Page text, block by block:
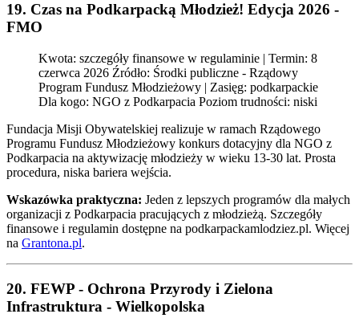
19. Czas na Podkarpacką Młodzież! Edycja 2026 -
FMO
Kwota: szczegóły finansowe w regulaminie | Termin: 8
czerwca 2026 Źródło: Środki publiczne - Rządowy
Program Fundusz Młodzieżowy | Zasięg: podkarpackie
Dla kogo: NGO z Podkarpacia Poziom trudności: niski
Fundacja Misji Obywatelskiej realizuje w ramach Rządowego
Programu Fundusz Młodzieżowy konkurs dotacyjny dla NGO z
Podkarpacia na aktywizację młodzieży w wieku 13-30 lat. Prosta
procedura, niska bariera wejścia.
Wskazówka praktyczna: Jeden z lepszych programów dla małych
organizacji z Podkarpacia pracujących z młodzieżą. Szczegóły
finansowe i regulamin dostępne na podkarpackamlodziez.pl. Więcej
na Grantona.pl.
20. FEWP - Ochrona Przyrody i Zielona
Infrastruktura - Wielkopolska